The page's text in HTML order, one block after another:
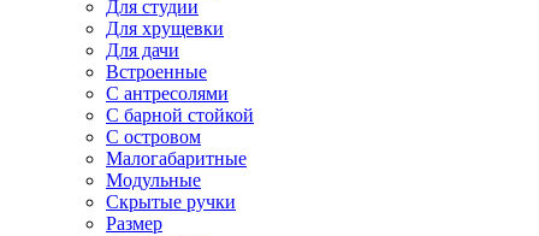
Для студии
Для хрущевки
Для дачи
Встроенные
С антресолями
С барной стойкой
С островом
Малогабаритные
Модульные
Скрытые ручки
Размер